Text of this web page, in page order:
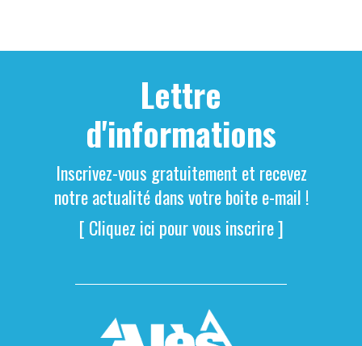
Lettre
d'informations
Inscrivez-vous gratuitement et recevez
notre actualité dans votre boite e-mail !
[ Cliquez ici pour vous inscrire ]